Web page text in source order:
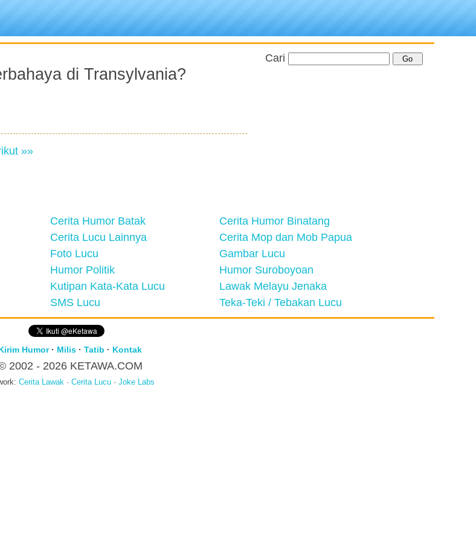
di Transylvania?
»»
Cari
Cerita Humor Batak
Cerita Humor Binatang
Cerita Lucu Lainnya
Cerita Mop dan Mob Papua
Foto Lucu
Gambar Lucu
Humor Politik
Humor Suroboyoan
Kutipan Kata-Kata Lucu
Lawak Melayu Jenaka
SMS Lucu Teka-Teki / Tebakan Lucu
Humor· Milis · Tatib · Kontak
2002 - 2026 KETAWA.COM
Cerita Lawak · Cerita Lucu · Joke Labs